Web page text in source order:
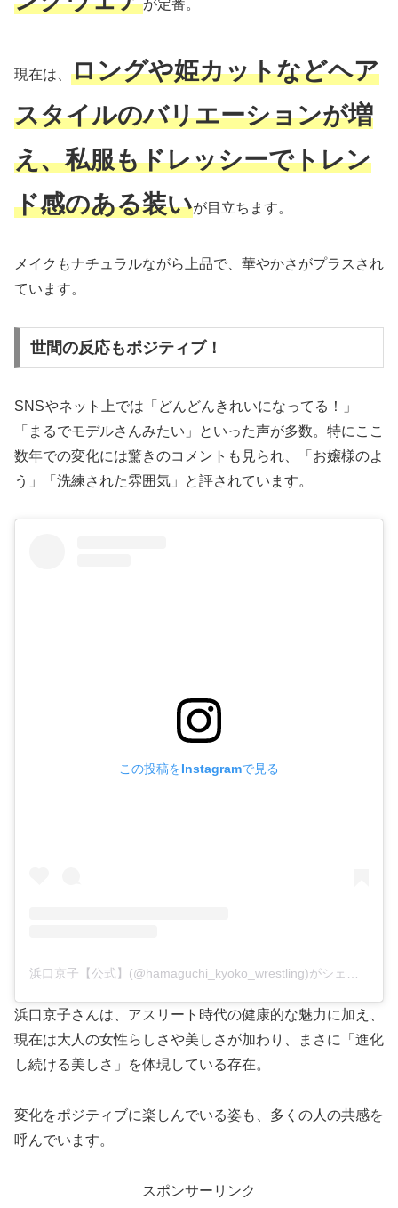
が定番。
現在は、 ロングや姫カットなどヘア
スタイルのバリエーションが増
え、私服もドレッシーでトレン
ド感のある装いが目立ちます。
メイクもナチュラルながら上品で、華やかさがプラスされ
ています。
世間の反応もポジティブ！
SNSやネット上では「どんどんきれいになってる！」
「まるでモデルさんみたい」といった声が多数。特にここ
数年での変化には驚きのコメントも見られ、「お嬢様のよ
う」「洗練された雰囲気」と評されています。
この投稿をInstagramで見る
浜口京子さんは、アスリート時代の健康的な魅力に加え、
現在は大人の女性らしさや美しさが加わり、まさに「進化
し続ける美しさ」を体現している存在。
変化をポジティブに楽しんでいる姿も、多くの人の共感を
呼んでいます。
スポンサーリンク